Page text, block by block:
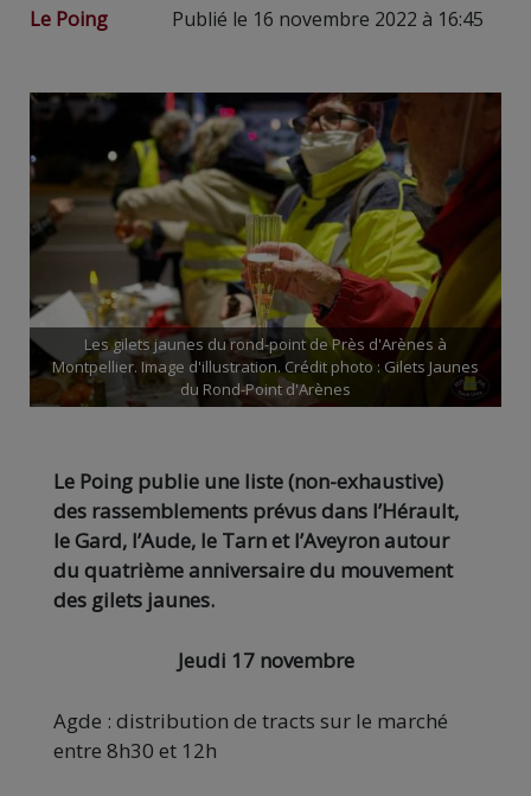
Le Poing Publié le 16 novembre 2022 à 16:45
Les gilets jaunes du rond-point de Près d'Arènes à
Montpellier. Image d'illustration. Crédit photo : Gilets Jaunes
du Rond-Point d'Arènes
Le Poing publie une liste (non-exhaustive)
des rassemblements prévus dans l’Hérault,
le Gard, l’Aude, le Tarn et l’Aveyron autour
du quatrième anniversaire du mouvement
des gilets jaunes.
Jeudi 17 novembre
Agde : distribution de tracts sur le marché
entre 8h30 et 12h